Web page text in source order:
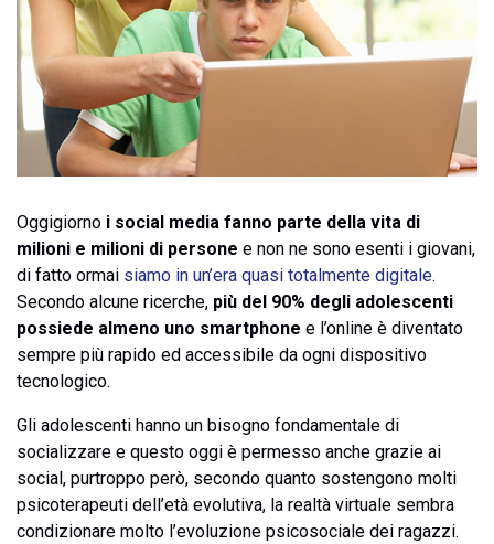
Oggigiorno i social media fanno parte della vita di
milioni e milioni di persone e non ne sono esenti i giovani,
di fatto ormai siamo in un’era quasi totalmente digitale.
Secondo alcune ricerche, più del 90% degli adolescenti
possiede almeno uno smartphone e l’online è diventato
sempre più rapido ed accessibile da ogni dispositivo
tecnologico.
Gli adolescenti hanno un bisogno fondamentale di
socializzare e questo oggi è permesso anche grazie ai
social, purtroppo però, secondo quanto sostengono molti
psicoterapeuti dell’età evolutiva, la realtà virtuale sembra
condizionare molto l’evoluzione psicosociale dei ragazzi.